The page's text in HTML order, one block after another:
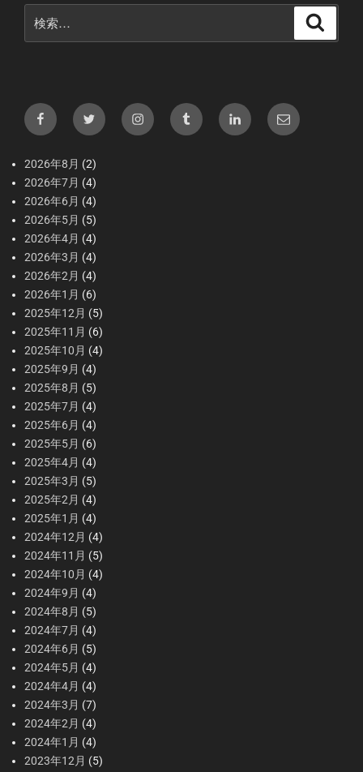
索:
FacebookX（Twitter）Instagramtumblr LInkedIn メ
ー
2026年8月 (2)
2026年7月 (4)
2026年6月 (4)
2026年5月 (5)
2026年4月 (4)
2026年3月 (4)
2026年2月 (4)
2026年1月 (6)
2025年12月 (5)
2025年11月 (6)
2025年10月 (4)
2025年9月 (4)
2025年8月 (5)
2025年7月 (4)
2025年6月 (4)
2025年5月 (6)
2025年4月 (4)
2025年3月 (5)
2025年2月 (4)
2025年1月 (4)
2024年12月 (4)
2024年11月 (5)
2024年10月 (4)
2024年9月 (4)
2024年8月 (5)
2024年7月 (4)
2024年6月 (5)
2024年5月 (4)
2024年4月 (4)
2024年3月 (7)
2024年2月 (4)
2024年1月 (4)
2023年12月 (5)